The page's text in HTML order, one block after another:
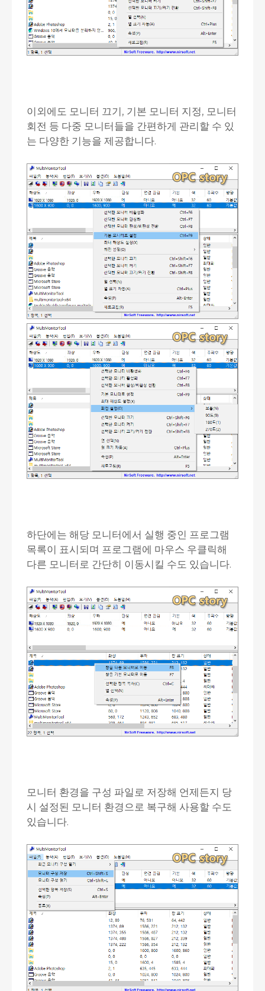
이외에도 모니터 끄기, 기본 모니터 지정, 모니터
회전 등 다중 모니터들을 간편하게 관리할 수 있
는 다양한 기능을 제공합니다.
하단에는 해당 모니터에서 실행 중인 프로그램
목록이 표시되며 프로그램에 마우스 우클릭해
다른 모니터로 간단히 이동시킬 수도 있습니다.
모니터 환경을 구성 파일로 저장해 언제든지 당
시 설정된 모니터 환경으로 복구해 사용할 수도
있습니다.